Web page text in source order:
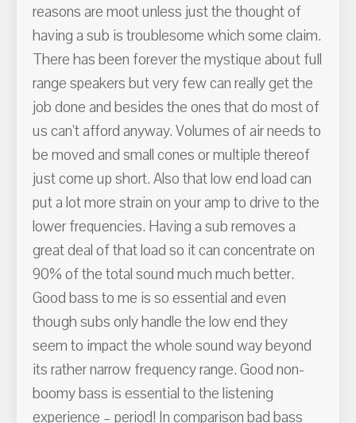
reasons are moot unless just the thought of
having a sub is troublesome which some claim.
There has been forever the mystique about full
range speakers but very few can really get the
job done and besides the ones that do most of
us can’t afford anyway. Volumes of air needs to
be moved and small cones or multiple thereof
just come up short. Also that low end load can
put a lot more strain on your amp to drive to the
lower frequencies. Having a sub removes a
great deal of that load so it can concentrate on
90% of the total sound much much better.
Good bass to me is so essential and even
though subs only handle the low end they
seem to impact the whole sound way beyond
its rather narrow frequency range. Good non-
boomy bass is essential to the listening
experience – period! In comparison bad bass